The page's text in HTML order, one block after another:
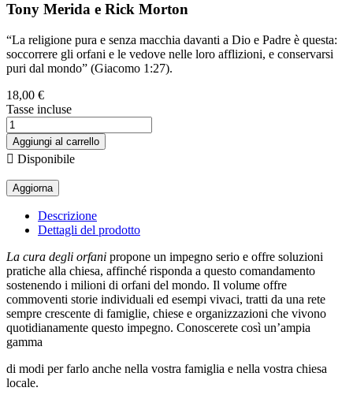
Tony Merida e Rick Morton
“La religione pura e senza macchia davanti a Dio e Padre è questa:
soccorrere gli orfani e le vedove nelle loro afflizioni, e conservarsi
puri dal mondo” (Giacomo 1:27).
18,00 €
Tasse incluse
Aggiungi al carrello
 Disponibile
Descrizione
Dettagli del prodotto
La cura degli orfani propone un impegno serio e offre soluzioni
pratiche alla chiesa, affinché risponda a questo comandamento
sostenendo i milioni di orfani del mondo. Il volume offre
commoventi storie individuali ed esempi vivaci, tratti da una rete
sempre crescente di famiglie, chiese e organizzazioni che vivono
quotidianamente questo impegno. Conoscerete così un’ampia
gamma
di modi per farlo anche nella vostra famiglia e nella vostra chiesa
locale.